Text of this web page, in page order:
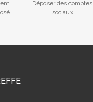
Déposer des comptes
sociaux